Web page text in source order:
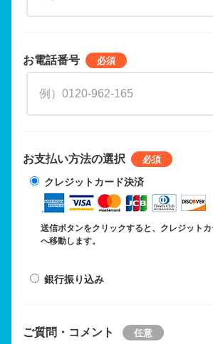
お電話番号
お支払い方法の選択
クレジットカード決済
送信ボタンをクリックすると、クレジット
へ移動します。
銀行振り込み
ご質問・コメント